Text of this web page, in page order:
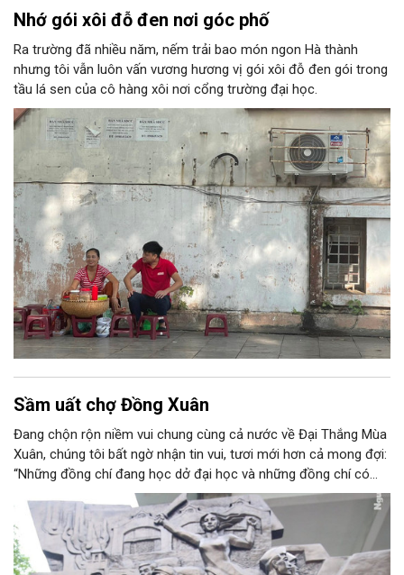
Nhớ gói xôi đỗ đen nơi góc phố
Ra trường đã nhiều năm, nếm trải bao món ngon Hà thành
nhưng tôi vẫn luôn vấn vương hương vị gói xôi đỗ đen gói trong
tầu lá sen của cô hàng xôi nơi cổng trường đại học.
Sầm uất chợ Đồng Xuân
Đang chộn rộn niềm vui chung cùng cả nước về Đại Thắng Mùa
Xuân, chúng tôi bất ngờ nhận tin vui, tươi mới hơn cả mong đợi:
“Những đồng chí đang học dở đại học và những đồng chí có
giấy gọi nhập học đại học được xuất ngũ về trường học tiếp”.